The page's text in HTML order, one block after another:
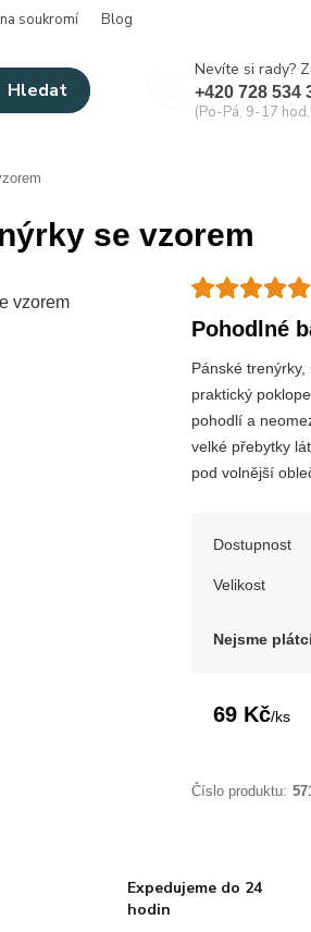
soukromí Blog
Hledat
Nevíte si rady?
+420 728 534
(Po-Pá, 9-17
se vzorem
Pohodlné
Pánské
praktický
pohodlí a
velké přebytky
pod volnější
Dostupnost
Velikost
Nejsme
69 Kč/ks
Číslo produktu:
Expedujeme do 24
hodin